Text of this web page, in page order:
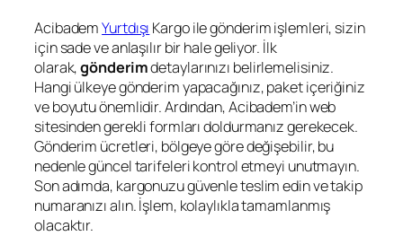
AcibademYurtdışı Kargo ile gönderim işlemleri, sizin
için sade ve anlaşılır bir hale geliyor. İlk
olarak,gönderimdetaylarınızı belirlemelisiniz.
Hangi ülkeye gönderim yapacağınız, paket içeriğiniz
ve boyutu önemlidir. Ardından, Acibadem’in web
sitesinden gerekli formları doldurmanız gerekecek.
Gönderim ücretleri, bölgeye göre değişebilir, bu
nedenle güncel tarifeleri kontrol etmeyi unutmayın.
Son adımda, kargonuzu güvenle teslim edin ve takip
numaranızı alın. İşlem, kolaylıkla tamamlanmış
olacaktır.